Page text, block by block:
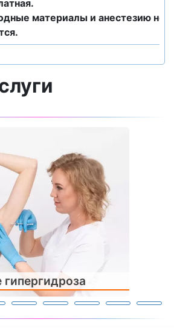
материалы и анестезию не
гипергидроза